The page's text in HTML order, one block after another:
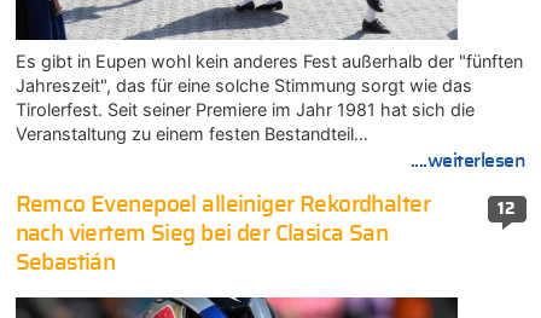
Es gibt in Eupen wohl kein anderes Fest außerhalb der "fünften
Jahreszeit", das für eine solche Stimmung sorgt wie das
Tirolerfest. Seit seiner Premiere im Jahr 1981 hat sich die
Veranstaltung zu einem festen Bestandteil…
....weiterlesen
12
Remco Evenepoel alleiniger Rekordhalter
nach viertem Sieg bei der Clasica San
Sebastián